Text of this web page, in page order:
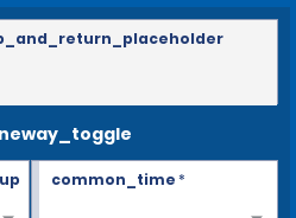
common_time*